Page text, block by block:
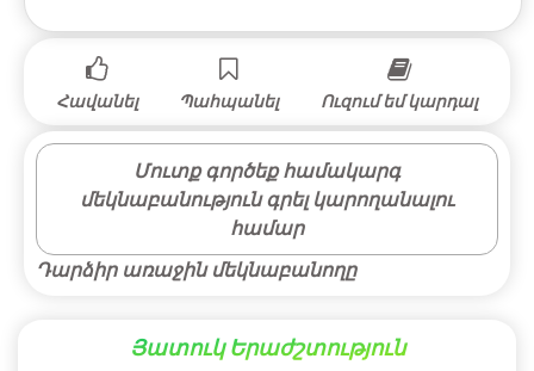
Հավանել Պահպանել Ուզում եմ կարդալ
Մուտք գործեք համակարգ
մեկնաբանություն գրել կարողանալու
համար
Դարձիր առաջին մեկնաբանողը
Յատուկ Երաժշտություն